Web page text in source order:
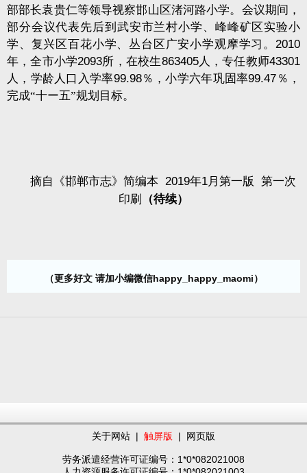
部部长袁贵仁等领导视察邯山区渚河路小学。会议期间，
部分会议代表先后到武安市兰村小学、峰峰矿区实验小
学、复兴区百花小学、丛台区广安小学观摩学习。 2010
年，全市小学2093所，在校生863405人，专任教师43301
人，学龄人口入学率99.98％，小学六年巩固率99.47 ％，
完成“十ー五”规划目标。
摘自《邯郸市志》简编本 2019年1月第一版
第一次
印刷
（待续）
（更多好文 请加小编微信happy_happy_maomi）
关于网站 | 触屏版 | 网页版
劳务派遣经营许可证编号：1*0*082021008